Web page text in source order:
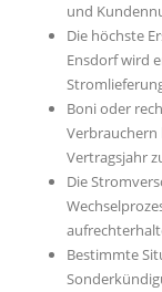
und
Die höchste
Ensdorf wird
Boni oder
Verbrauchern
Vertragsjahr
Die
Bestimmte